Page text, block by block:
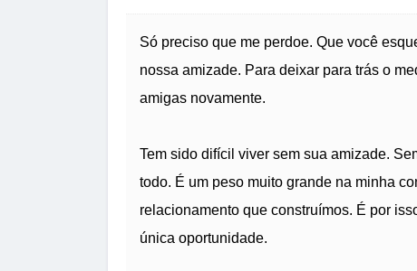
Só preciso que me perdoe. Que você
nossa amizade. Para deixar para trás o
amigas novamente.
Tem sido difícil viver sem sua amizade.
todo. É um peso muito grande na minha
relacionamento que construímos. É por
única oportunidade.